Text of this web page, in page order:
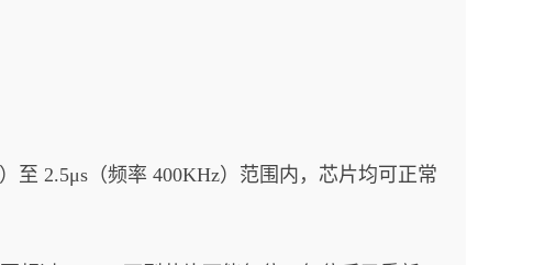
至 2.5μs（频率 400KHz）范围内，芯片均可正常